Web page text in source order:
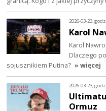
2026-03-23,
Karol
Karol
Dlaczego
sojusznikiem Putina? » więcej
2026-03-23,
Ormuz